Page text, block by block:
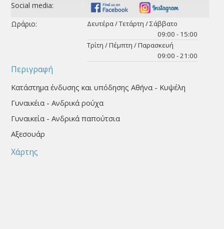
Social media:
Ωράριο:
Δευτέρα / Τετάρτη / Σάββατο
09:00 - 15:00
Τρίτη / Πέμπτη / Παρασκευή
09:00 - 21:00
Περιγραφή
Κατάστημα ένδυσης και υπόδησης Αθήνα - Κυψέλη
Γυναικέια - Ανδρικά ρούχα
Γυναικεία - Ανδρικά παπούτσια
Αξεσουάρ
Χάρτης